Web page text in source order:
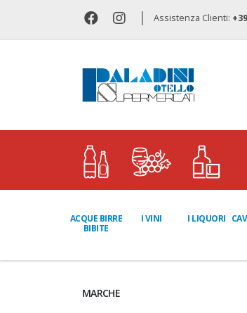
| Assistenza Clienti:
ACQUE BIRRE
BIBITE
I VINI I LIQUORI
MARCHE